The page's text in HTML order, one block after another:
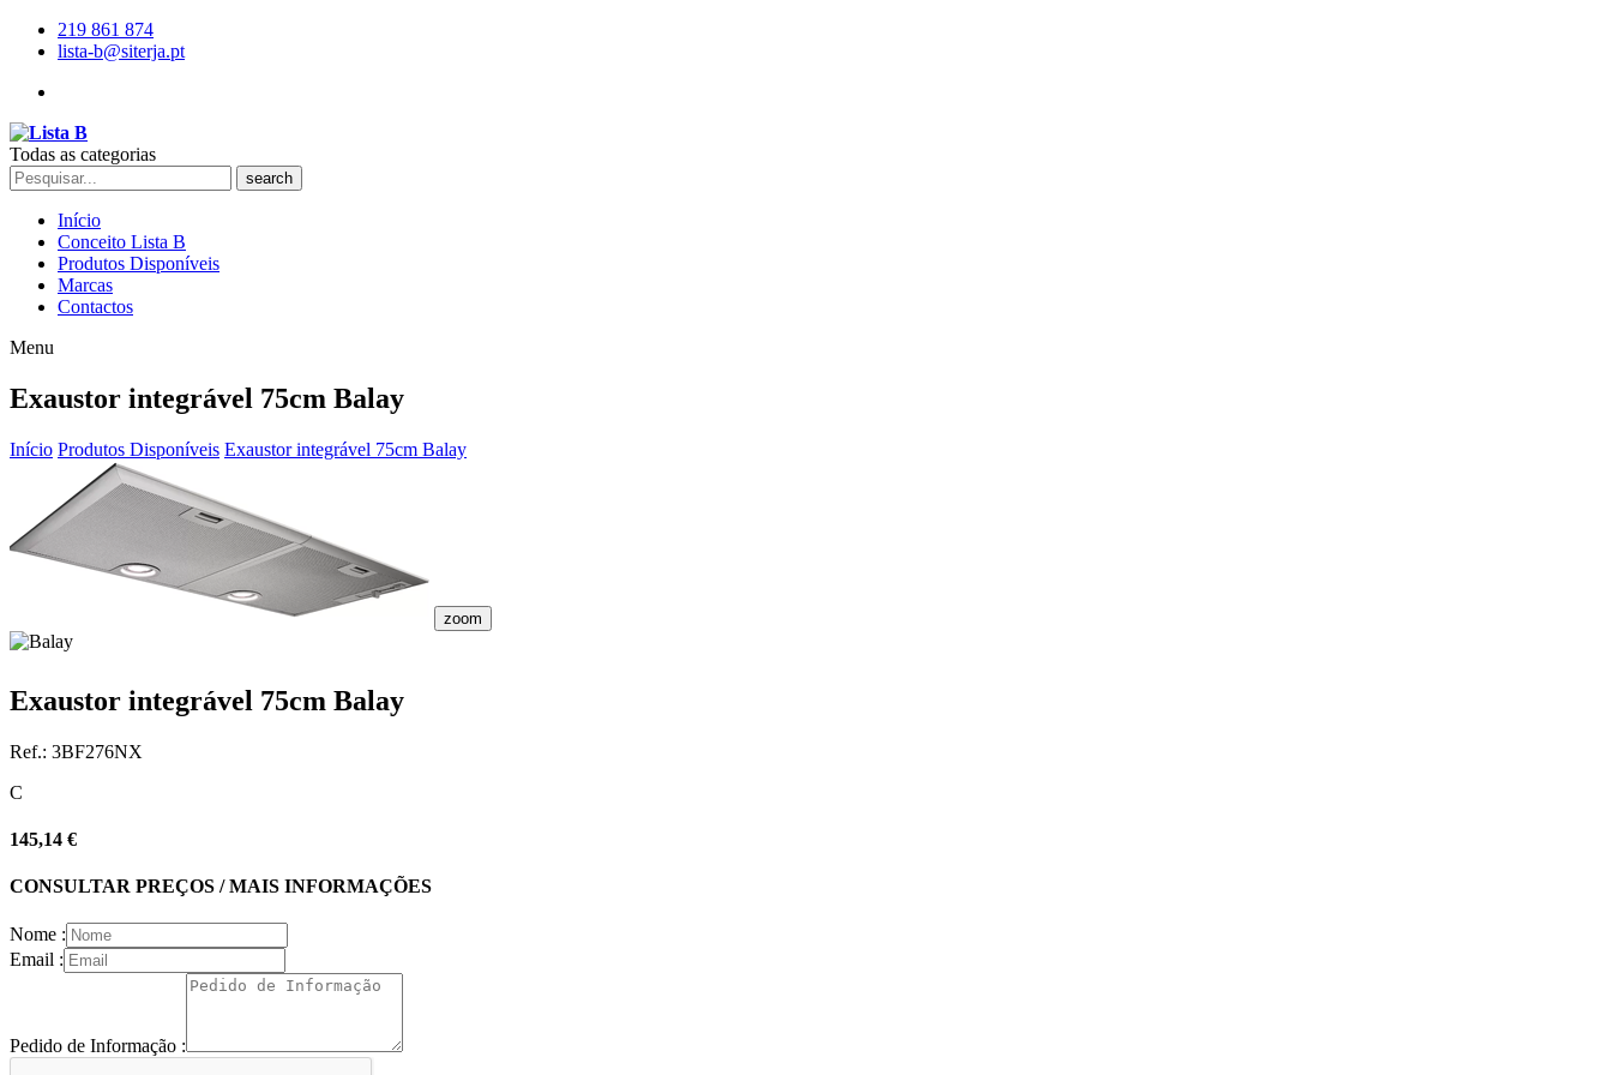
219 861 874
lista-b@siterja.pt
Todas as categorias
search
Início
Conceito Lista B
Produtos Disponíveis
Marcas
Contactos
Menu
Exaustor integrável 75cm Balay
Início Produtos Disponíveis Exaustor integrável 75cm Balay
zoom
Exaustor integrável 75cm Balay
Ref.: 3BF276NX
C
145,14 €
CONSULTAR PREÇOS / MAIS INFORMAÇÕES
Nome :
Email :
Pedido de Informação :